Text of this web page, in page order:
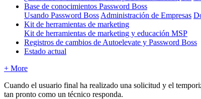
Base de conocimientos Password Boss
Usando Password Boss Administración de Empresas
Kit de herramientas de marketing
Kit de herramientas de marketing y educación MSP
Registros de cambios de Autoelevate y Password Boss
Estado actual
+ More
Cuando el usuario final ha realizado una solicitud y el
tan pronto como un técnico responda.